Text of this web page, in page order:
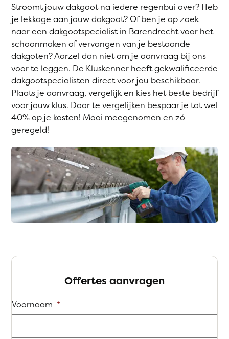
Stroomt jouw dakgoot na iedere regenbui over? Heb
je lekkage aan jouw dakgoot? Of ben je op zoek
naar een dakgootspecialist in Barendrecht voor het
schoonmaken of vervangen van je bestaande
dakgoten? Aarzel dan niet om je aanvraag bij ons
voor te leggen. De Kluskenner heeft gekwalificeerde
dakgootspecialisten direct voor jou beschikbaar.
Plaats je aanvraag, vergelijk en kies het beste bedrijf
voor jouw klus. Door te vergelijken bespaar je tot wel
40% op je kosten! Mooi meegenomen en zó
geregeld!
Offertes aanvragen
Voornaam *